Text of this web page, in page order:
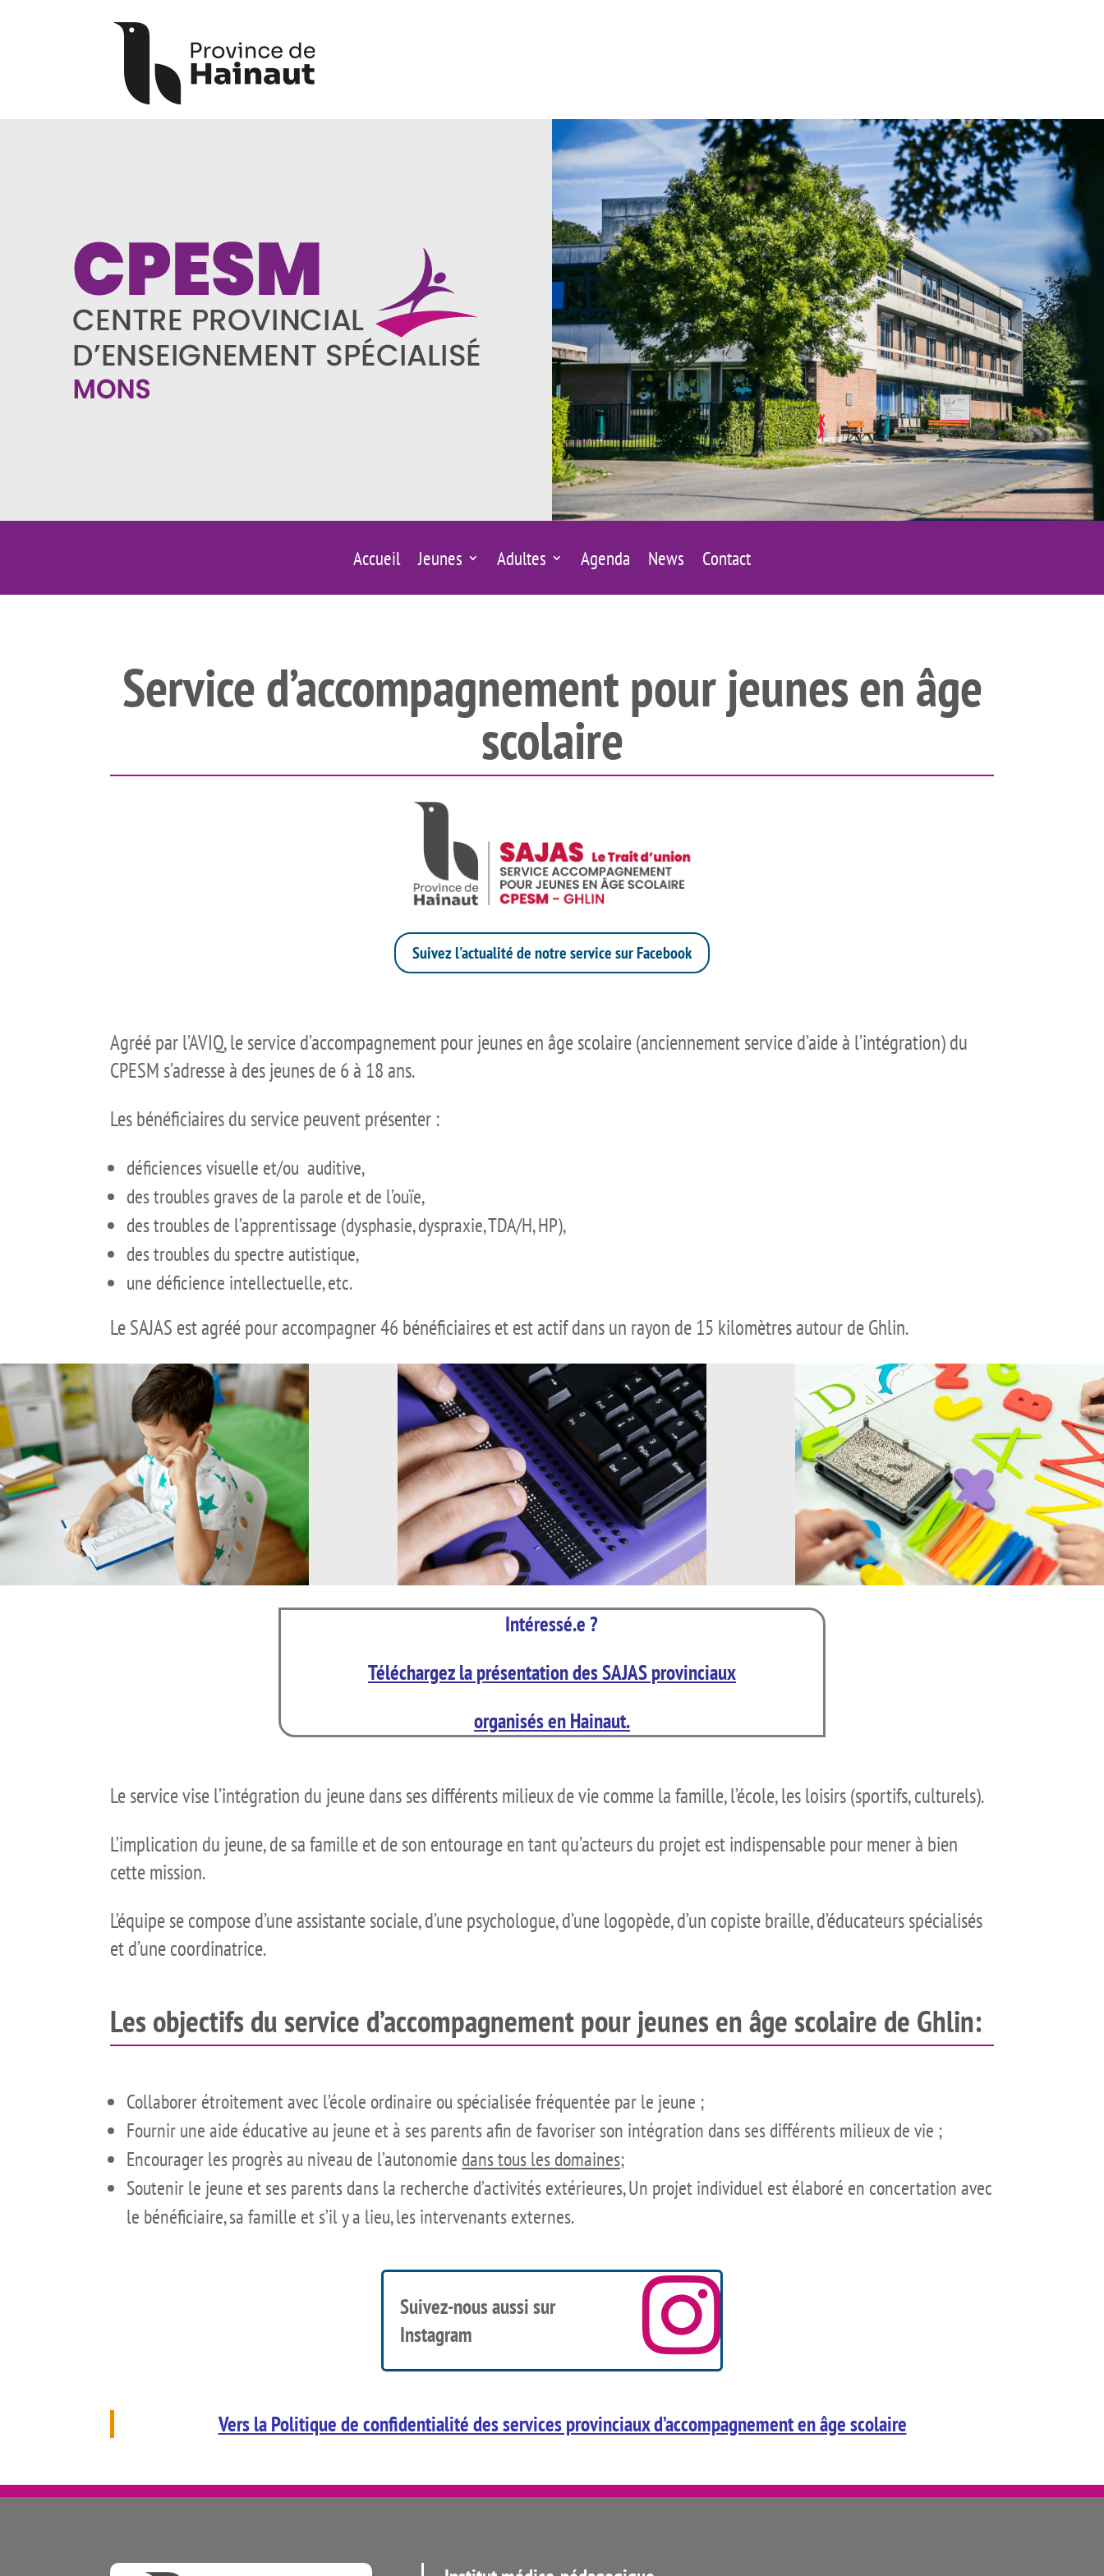
Accueil Jeunes Adultes Agenda News Contact
Service d’accompagnement pour jeunes en âge
scolaire
Suivez l'actualité de notre service sur Facebook
Agréé par l’AVIQ, le service d’accompagnement pour jeunes en âge scolaire (anciennement service d’aide à l’intégration) du
CPESM s’adresse à des jeunes de 6 à 18 ans.
Les bénéficiaires du service peuvent présenter :
déficiences visuelle et/ou auditive,
des troubles graves de la parole et de l’ouïe,
des troubles de l’apprentissage (dysphasie, dyspraxie, TDA/H, HP),
des troubles du spectre autistique,
une déficience intellectuelle, etc.
Le SAJAS est agréé pour accompagner 46 bénéficiaires et est actif dans un rayon de 15 kilomètres autour de Ghlin.
Intéressé.e ?
Téléchargez la présentation des SAJAS provinciaux
organisés en Hainaut.
Le service vise l’intégration du jeune dans ses différents milieux de vie comme la famille, l’école, les loisirs (sportifs, culturels).
L’implication du jeune, de sa famille et de son entourage en tant qu’acteurs du projet est indispensable pour mener à bien
cette mission.
L’équipe se compose d’une assistante sociale, d’une psychologue, d’une logopède, d’un copiste braille, d’éducateurs spécialisés
et d’une coordinatrice.
Les objectifs du service d’accompagnement pour jeunes en âge scolaire de Ghlin:
Collaborer étroitement avec l’école ordinaire ou spécialisée fréquentée par le jeune ;
Fournir une aide éducative au jeune et à ses parents afin de favoriser son intégration dans ses différents milieux de vie ;
Encourager les progrès au niveau de l’autonomie dans tous les domaines;
Soutenir le jeune et ses parents dans la recherche d’activités extérieures, Un projet individuel est élaboré en concertation avec
le bénéficiaire, sa famille et s’il y a lieu, les intervenants externes.
Suivez-nous aussi sur
Instagram

Vers la Politique de confidentialité des services provinciaux d’accompagnement en âge scolaire